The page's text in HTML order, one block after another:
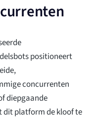
positioneert
concurrenten
diepgaande
dit platform de kloof te